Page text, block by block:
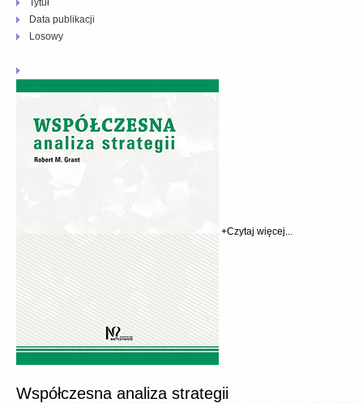
Data publikacji
Losowy
+Czytaj więcej...
Współczesna analiza strategii